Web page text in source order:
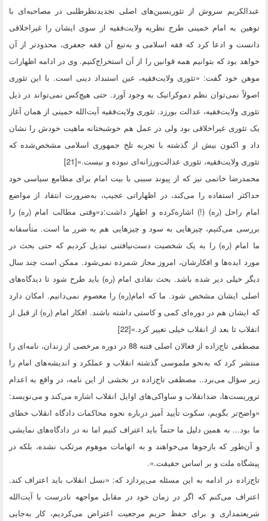
عبدالکریم سروش از تئوریسین‌های اصلی تجدیدنظرطلبی در مصاحبه‌ای با
توهین به امام خمینی طرح نظریه ولایت‌فقیه از سوی ایشان را غیراخلاقی
دانست و ادعا کرد که فقه اسلامی و به‌تبع آن فقه جعفری، محدودتر از آن
خواهد بود که بتوانیم همه قوانین را از آن استخراج‌کنیم. وی در ادامه اظهارات
موهن خود گفت: «تئوری ولایت‌فقیه، عین استبداد دینی است. با این تئوری
اصولاً نمی‌توان نظم دموکراتیک به وجود آورد. حتی هیچ‌کس نمی‌تواند در ذیل
تئوری ولایت‌فقیه، عدالت بورزد. تئوری ولایت‌فقیه آیت‌الله خمینی از همان آغاز
یک تئوری غیراخلاقی بود ولی در عمل هم خوشبختانه ماهیت خودش را نشان
داد و اکنون بیش از گذشته با تجربه تلخ جمهوری اسلامی مشخص‌شده که
تئوری ولایت‌فقیه، تئوری عدالت‌ورزانه‌ای نبوده و نیست.»[21]
محمدرضا خاتمی نیز که از پیوند سببی با بیت امام برای مطامع سیاسی خود
حداکثر استفاده را می‌کند، در اظهاراتی عجیب، به‌ضرورت انتقاد از مواضع
امام راحل (ره) (!) اشاره‌کرده و اظهار داشت:د«وقتی مطالب امام (ره) را
بررسی می‌کنیم، چیزهایی به سود و چیزهایی هم به ضرر ما است. متأسفانه
ما امام (ره) را به یک شخصیت دست‌نیافتنی تبدیل کردیم که حتی بحث در
مورد ایده‌ها و افکارشان، امروز مجاز شمرده نمی‌شود. ممکن است چند سال
دیگر خیلی دیر شده باشد. بحث نقادی امام (ره) باید طرح شود تا دیدگاه‌های
اصلی ایشان مشخص شود. ما که امام(ره) را معصوم نمی‌دانیم. امکان دارد
که ایشان هم در دوره‌ای کمی و کاستی داشته باشند. افکار امام (ره) از قبل از
انقلاب تا بعد از انقلاب خیلی تغییر کرد.»[22]
مصطفی تاج‌زاده از فعالان اصلی فتنه 88 در دوره مرخصی از زندان، نامه‌ای را
منتشر کرد که به‌نحو ملموسی گذشته انقلاب و عملکرد و اندیشه‌های امام را
زیر سؤال می‌برد.. مصطفی تاج‌زاده در بخشی از این نامه، در واقع به اعدام
تروریست‌ها، ضدانقلاب و ساواکی‌های اوایل انقلاب اشاره می‌کند و می‌نویسد:
«واضح‌تر بگویم، سکوت تأیید آمیز درباره نحوه محاکمات دادگاه انقلاب خطای
ما بود... به همین دلیل ما حتماً باید اعتراف کنیم اما نه در دادگاه‌های نمایشی
و آن‌طور که بازجوها می‌خواهند و به اتهامات موهوم مرتکب نشده، بلکه در
پیشگاه ملت و بر اساس حقیقت.».
تاج‌زاده در ادامه به این مسئله می‌پردازد که: «نسل انقلاب باید اعتراف کند.
اعتراف می‌کنم که اگر در زمان خود در مقابل مواجهه نادرست با آیت‌الله
شریعتمداری و برای حفظ حریم مرجعیت اعتراض می‌کردیم، کار به‌جایی